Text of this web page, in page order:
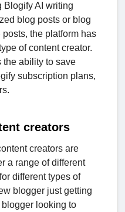
Blogify AI writing
blog posts or blog
the platform has
of content creator.
the ability to save
subscription plans,
creators
creators are
a range of different
different types of
blogger just getting
looking to